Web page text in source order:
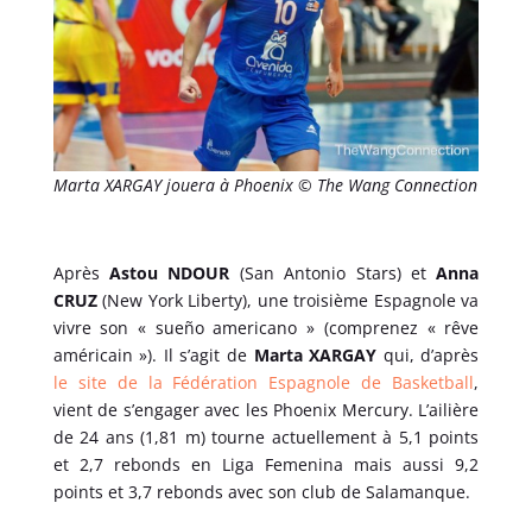
Marta XARGAY jouera à Phoenix © The Wang Connection
AprèsAstou NDOUR (San Antonio Stars) etAnna
CRUZ(New York Liberty), une troisième Espagnole va
vivre son « sueño americano » (comprenez « rêve
américain »). Il s’agit de Marta XARGAY qui, d’après
le site de la Fédération Espagnole de Basketball,
vient de s’engager avec les Phoenix Mercury. L’ailière
de 24 ans (1,81 m) tourne actuellement à 5,1 points
et 2,7 rebonds en Liga Femenina mais aussi 9,2
points et 3,7 rebonds avec son club de Salamanque.